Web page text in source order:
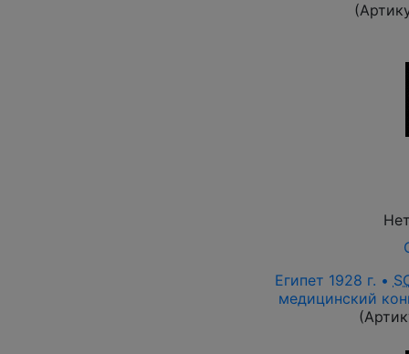
Египет 1928 г. •
медицинский